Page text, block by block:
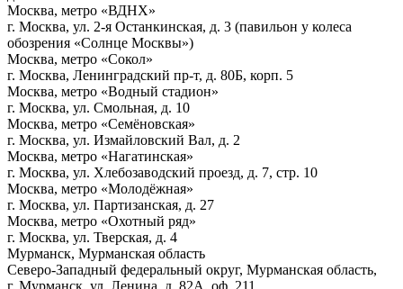
Москва, метро «ВДНХ»
г. Москва, ул. 2-я Останкинская, д. 3 (павильон у колеса
обозрения «Солнце Москвы»)
Москва, метро «Сокол»
г. Москва, Ленинградский пр-т, д. 80Б, корп. 5
Москва, метро «Водный стадион»
г. Москва, ул. Смольная, д. 10
Москва, метро «Семёновская»
г. Москва, ул. Измайловский Вал, д. 2
Москва, метро «Нагатинская»
г. Москва, ул. Хлебозаводский проезд, д. 7, стр. 10
Москва, метро «Молодёжная»
г. Москва, ул. Партизанская, д. 27
Москва, метро «Охотный ряд»
г. Москва, ул. Тверская, д. 4
Мурманск, Мурманская область
Северо-Западный федеральный округ, Мурманская область,